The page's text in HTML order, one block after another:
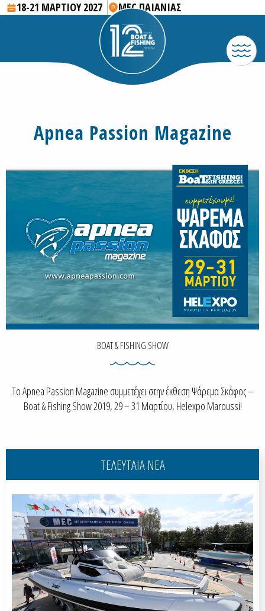
18-21 ΜΑΡΤΙΟΥ 2027 MEC ΠΑΙΑΝΙΑΣ
Apnea Passion Magazine
BOAT & FISHING SHOW
To Apnea Passion Magazine συμμετέχει στην έκθεση Ψάρεμα Σκάφος –
Boat & Fishing Show 2019, 29 – 31 Μαρτίου, Helexpo Maroussi!
ΤΕΛΕΥΤΑΙΑ ΝΕΑ